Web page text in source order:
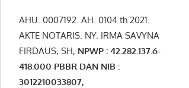
AHU. 0007192. AH. 0104 th 2021.
AKTE NOTARIS. NY. IRMA SAVYNA
FIRDAUS, SH, NPWP : 42. 282 .137.6-
418.000 PBBR DAN NIB :
3012210033807,